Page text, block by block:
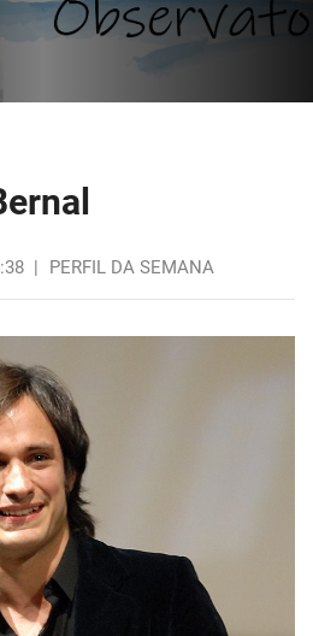
| PERFIL DA SEMANA